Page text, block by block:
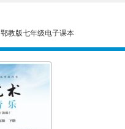
鄂教版七年级电子课本